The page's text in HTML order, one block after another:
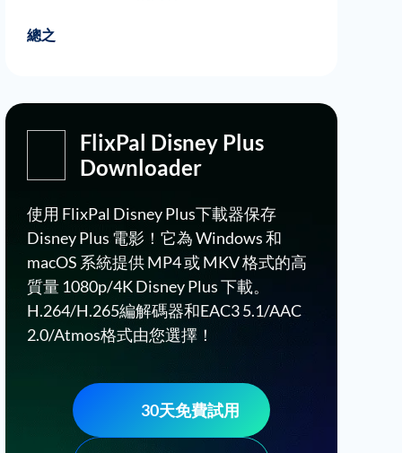
Flixpal Disney Plus Downloader的功能
通過Flixpal下載迪士尼加上視頻的詳細步
總之
FlixPal Disney Plus
Downloader
使用 FlixPal Disney Plus下載器保存
Disney Plus 電影！它為 Windows 和
macOS 系統提供 MP4 或 MKV 格式的高
質量 1080p/4K Disney Plus 下載。
H.264/H.265編解碼器和EAC3 5.1/AAC
2.0/Atmos格式由您選擇！
30天免費試用